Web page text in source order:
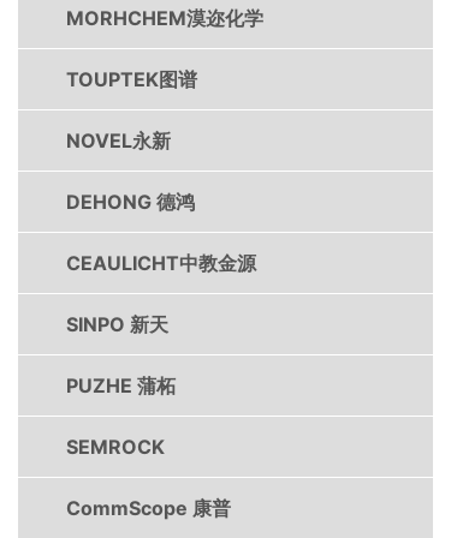
MORHCHEM漠迩化学
TOUPTEK图谱
NOVEL永新
DEHONG 德鸿
CEAULICHT中教金源
SINPO 新天
PUZHE 蒲柘
SEMROCK
CommScope 康普